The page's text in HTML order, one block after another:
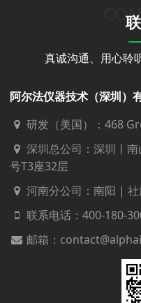
真诚沟通、用心聆
阿尔法仪器技术（深圳）
研发（美国）：468
深圳总公司：深圳丨
号T3座32层
河南分公司：南阳 |
联系电话： 400-180-
邮箱：